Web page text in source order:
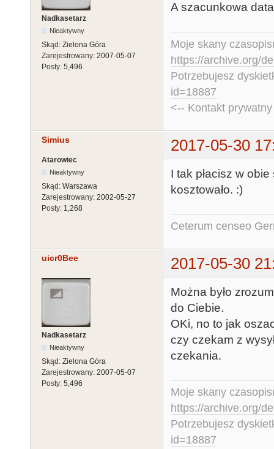
Nadkasetarz
Nieaktywny
Skąd: Zielona Góra
Zarejestrowany: 2007-05-07
Posty: 5,496
A szacunkowa
Moje skany
https://archive.org/
Potrzebujesz
id=18887
<-- Kontakt
Simius 2017-05-30
Atarowiec
Nieaktywny
Skąd: Warszawa
Zarejestrowany: 2002-05-27
Posty: 1,268
I tak płacisz w
kosztowało. :)
Ceterum censeo
uicr0Bee 2017-05-30
Nadkasetarz
Nieaktywny
Skąd: Zielona Góra
Zarejestrowany: 2007-05-07
Posty: 5,496
Można było
do Ciebie.
OKi, no to jak
czy czekam z
czekania.
Moje skany
https://archive.org/
Potrzebujesz
id=18887